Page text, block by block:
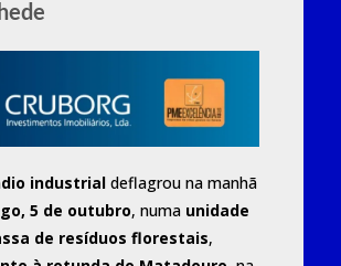
industrialdeflagrou na manhã
5 de outubro, numa unidade
de resíduos florestais,